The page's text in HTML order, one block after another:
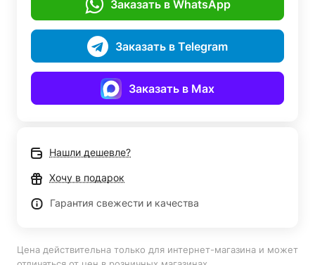
Заказать в WhatsApp
Заказать в Telegram
Заказать в Max
Нашли дешевле?
Хочу в подарок
Гарантия свежести и качества
Цена действительна только для интернет-магазина и может